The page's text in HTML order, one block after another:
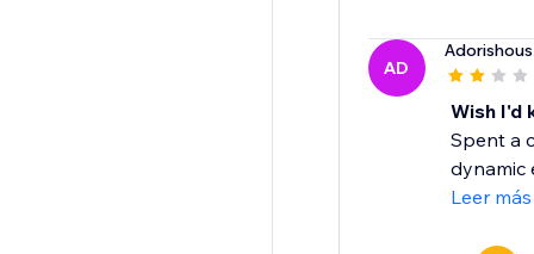
AD
Adorishous
Wish I'd
Spent a
dynamic
Leer más